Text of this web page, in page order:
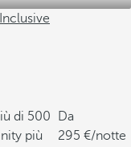
di 500
più
Da
295
/notte